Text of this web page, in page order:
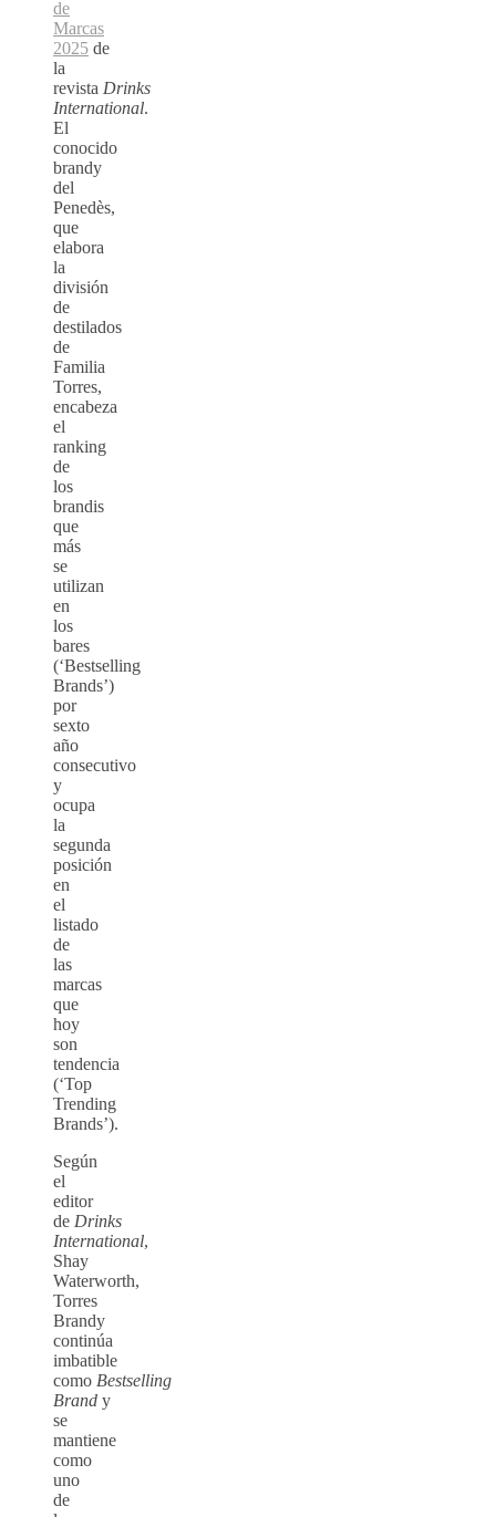
de
Marcas
2025 de
la
revista Drinks
International.
El
conocido
brandy
del
Penedès,
que
elabora
la
división
de
destilados
de
Familia
Torres,
encabeza
el
ranking
de
los
brandis
que
más
se
utilizan
en
los
bares
(‘Bestselling
Brands’)
por
sexto
año
consecutivo
y
ocupa
la
segunda
posición
en
el
listado
de
las
marcas
que
hoy
son
tendencia
(‘Top
Trending
Brands’).
Según
el
editor
de Drinks
International,
Shay
Waterworth,
Torres
Brandy
continúa
imbatible
como Bestselling
Brand y
se
mantiene
como
uno
de